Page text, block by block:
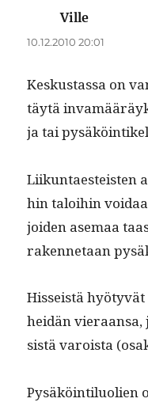
Ville
10.12.2010 20:01
Keskus­tas­sa on
täytä
ja tai
Liikun­taesteis­ten
hin taloi­hin
joiden ase­maa
raken­netaan
His­seistä
hei­dän
sistä varoista
Pysäköin­tilu­olien